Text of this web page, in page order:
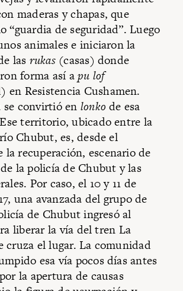
maderas y chapas, que
“guardia de seguridad”. Luego
animales e iniciaron la
las rukas(casas) donde
forma así apu lof
en Resistencia Cushamen.
se convirtió en lonko de esa
territorio, ubicado entre la
Chubut, es, desde el
la recuperación, escenario de
la policía de Chubut y las
Por caso, el 10 y 11 de
una avanzada del grupo de
de Chubut ingresó al
liberar la vía del tren La
cruza el lugar. La comunidad
esa vía pocos días antes
la apertura de causas